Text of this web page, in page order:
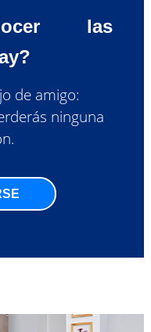
las
de amigo:
ninguna